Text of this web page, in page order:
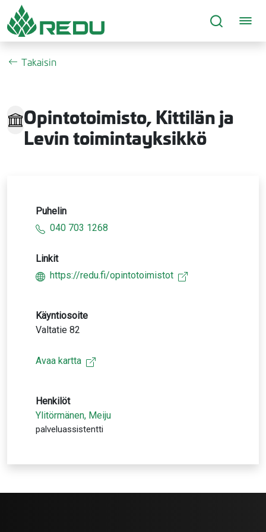
Siirry sivusisältöön
Takaisin
Opintotoimisto, Kittilän ja
Levin toimintayksikkö
Puhelin
040 703 1268
Linkit
https://redu.fi/opintotoimistot
Käyntiosoite
Valtatie 82
Avaa kartta
Henkilöt
Ylitörmänen, Meiju
palveluassistentti